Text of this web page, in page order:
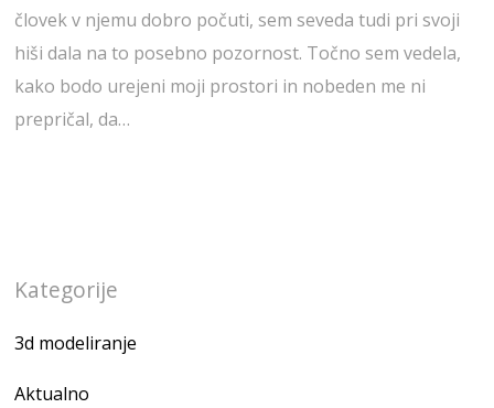
človek v njemu dobro počuti, sem seveda tudi pri svoji
hiši dala na to posebno pozornost. Točno sem vedela,
kako bodo urejeni moji prostori in nobeden me ni
prepričal, da…
Kategorije
3d modeliranje
Aktualno